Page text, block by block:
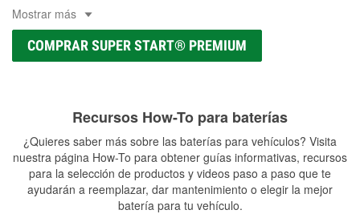
Mostrar más
COMPRAR SUPER START® PREMIUM
Recursos How-To para baterías
¿Quieres saber más sobre las baterías para vehículos? Visita
nuestra página How-To para obtener guías informativas, recursos
para la selección de productos y videos paso a paso que te
ayudarán a reemplazar, dar mantenimiento o elegir la mejor
batería para tu vehículo.